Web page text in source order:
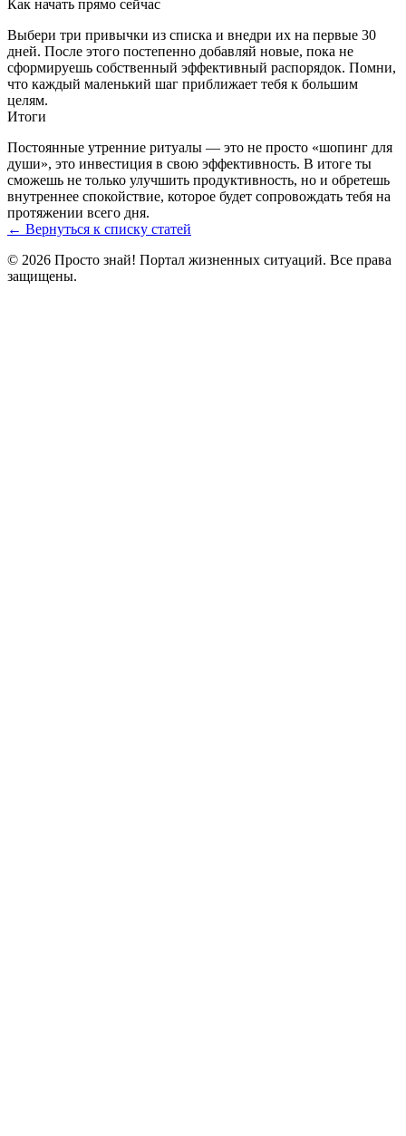
Как начать прямо сейчас
Выбери три привычки из списка и внедри их на первые 30
дней. После этого постепенно добавляй новые, пока не
сформируешь собственный эффективный распорядок. Помни,
что каждый маленький шаг приближает тебя к большим
целям.
Итоги
Постоянные утренние ритуалы — это не просто «шопинг для
души», это инвестиция в свою эффективность. В итоге ты
сможешь не только улучшить продуктивность, но и обретешь
внутреннее спокойствие, которое будет сопровождать тебя на
протяжении всего дня.
← Вернуться к списку статей
© 2026 Просто знай! Портал жизненных ситуаций. Все права
защищены.